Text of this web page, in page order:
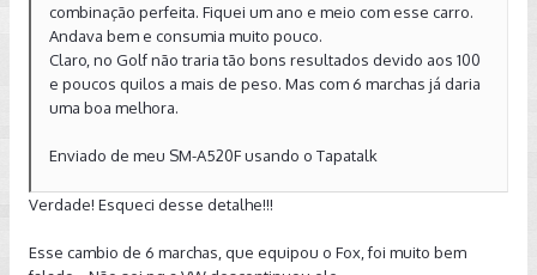
combinação perfeita. Fiquei um ano e meio com esse carro.
Andava bem e consumia muito pouco.
Claro, no Golf não traria tão bons resultados devido aos 100
e poucos quilos a mais de peso. Mas com 6 marchas já daria
uma boa melhora.
Enviado de meu SM-A520F usando o Tapatalk
Verdade! Esqueci desse detalhe!!!
Esse cambio de 6 marchas, que equipou o Fox, foi muito bem